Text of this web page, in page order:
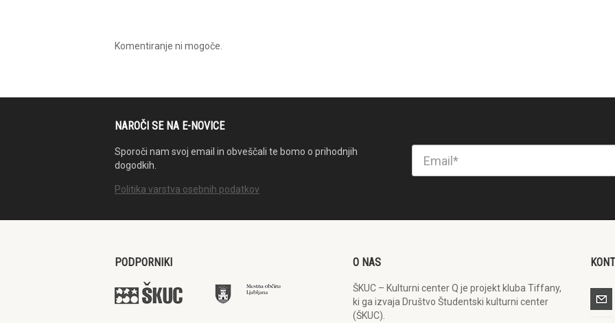
Komentiranje ni mogoče.
NAROČI SE NA E-NOVICE
Sporoči nam svoj email in obveščali te bomo o prihodnjih
dogodkih.
Politika varstva osebnih podatkov
PODPORNIKI O NAS
ŠKUC – Kulturni center Q je projekt kluba Tiffany,
ki ga izvaja Društvo Študentski kulturni center
(ŠKUC).